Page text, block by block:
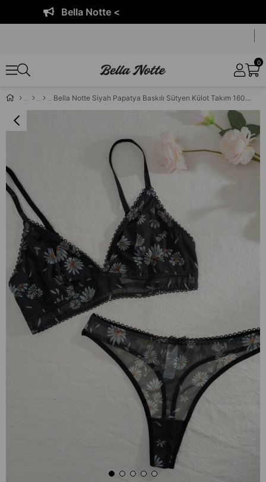
Bella Notte <
0
Bella Notte Siyah Papatya Baskılı Sütyen Külot Takım 16083